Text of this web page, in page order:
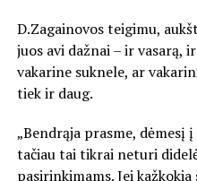
D.Zagainovos teigimu,
juos avi dažnai – ir vasarą,
vakarine suknele, ar
tiek ir daug.
„Bendrąja prasme, dėmesį
tačiau tai tikrai neturi
pasirinkimams. Jei